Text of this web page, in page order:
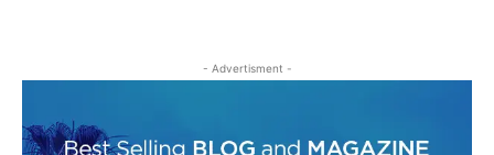
- Advertisment -